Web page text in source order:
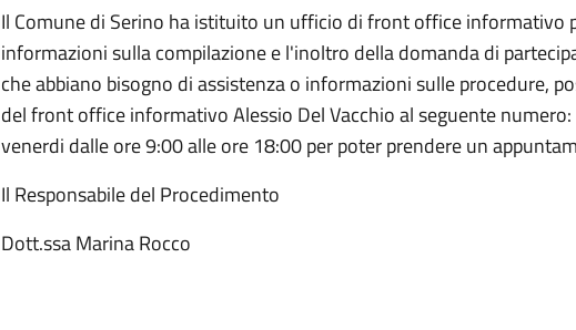
Il Comune di Serino ha istituito un ufficio di front office informativo
informazioni sulla compilazione e l'inoltro della domanda di
che abbiano bisogno di assistenza o informazioni sulle procedure,
del front office informativo Alessio Del Vacchio al seguente
venerdi dalle ore 9:00 alle ore 18:00 per poter prendere un
Il Responsabile del Procedimento
Dott.ssa Marina Rocco